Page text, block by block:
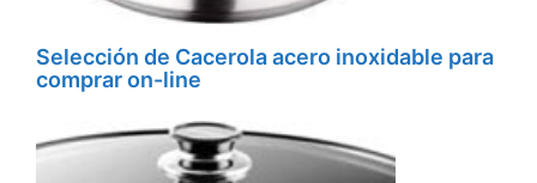
Selección de Cacerola acero inoxidable para
comprar on-line